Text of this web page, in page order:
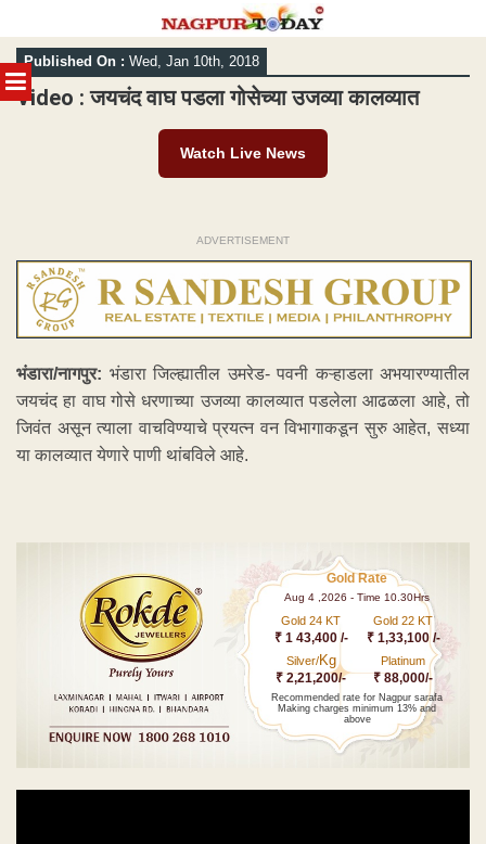
MENU
Skip
to
content
Published On : Wed, Jan 10th, 2018
Video : जयचंद वाघ पडला गोसेच्या उजव्या कालव्यात
Watch Live News
ADVERTISEMENT
भंडारा/नागपुर: भंडारा जिल्ह्यातील उमरेड- पवनी कऱ्हाडला अभयारण्यातील
जयचंद हा वाघ गोसे धरणाच्या उजव्या कालव्यात पडलेला आढळला आहे, तो
जिवंत असून त्याला वाचविण्याचे प्रयत्न वन विभागाकडून सुरु आहेत, सध्या
या कालव्यात येणारे पाणी थांबविले आहे.
Gold Rate
Aug 4 ,2026 - Time 10.30Hrs
Gold 24 KT
₹ 1 43,400 /-
Gold 22 KT
₹ 1,33,100 /-
Silver/Kg
₹ 2,21,200/-
Platinum
₹ 88,000/-
Recommended rate for Nagpur sarafa
Making charges minimum 13% and
above